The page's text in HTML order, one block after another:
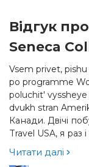
Відгук
Seneca
Vsem privet,
po programme
poluchit'
dvukh stran
Канади. Двічі
Travel USA, я
освіту за
Канада.
Читати далі